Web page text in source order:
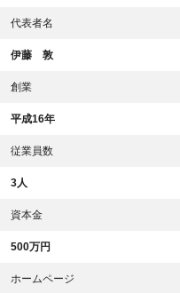
代表者名
伊藤 敦
創業
平成16年
従業員数
3人
資本金
500万円
ホームページ